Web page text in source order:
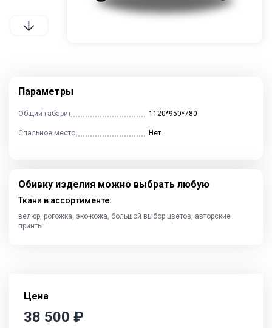
Параметры
Общий габарит 1120*950*780
Спальное место Нет
Обивку изделия можно выбрать любую
Ткани в ассортименте:
велюр, рогожка, эко-кожа, большой выбор цветов, авторские
принты
Цена
38 500 ₽
Контакты